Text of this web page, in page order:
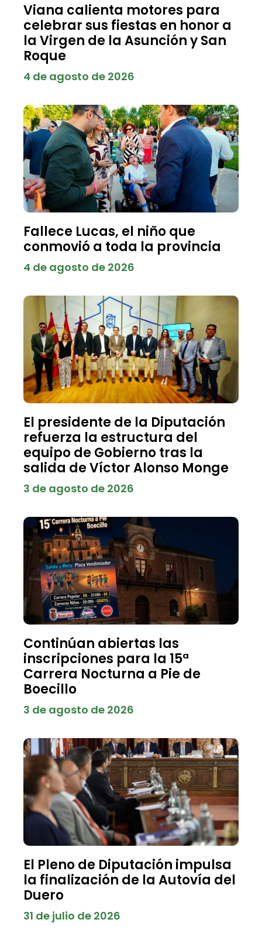
Viana calienta motores para
celebrar sus fiestas en honor a
la Virgen de la Asunción y San
Roque
4 de agosto de 2026
Fallece Lucas, el niño que
conmovió a toda la provincia
4 de agosto de 2026
El presidente de la Diputación
refuerza la estructura del
equipo de Gobierno tras la
salida de Víctor Alonso Monge
3 de agosto de 2026
Continúan abiertas las
inscripciones para la 15ª
Carrera Nocturna a Pie de
Boecillo
3 de agosto de 2026
El Pleno de Diputación impulsa
la finalización de la Autovía del
Duero
31 de julio de 2026